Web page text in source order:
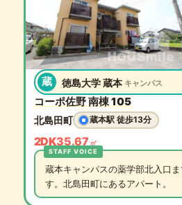
蔵 徳島大学 蔵本 キャンパス
コーポ佐野 南棟 105
北島田町 蔵本駅 徒歩13分
2DK35.67 ㎡
蔵本キャンパスの薬学部北入口
す。北島田町にあるアパート。